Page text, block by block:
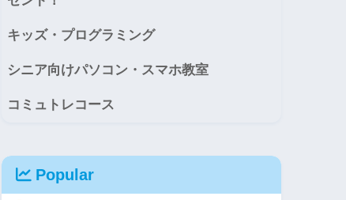
キッズ・プログラミング
シニア向けパソコン・スマホ教室
コミュトレコース
Popular